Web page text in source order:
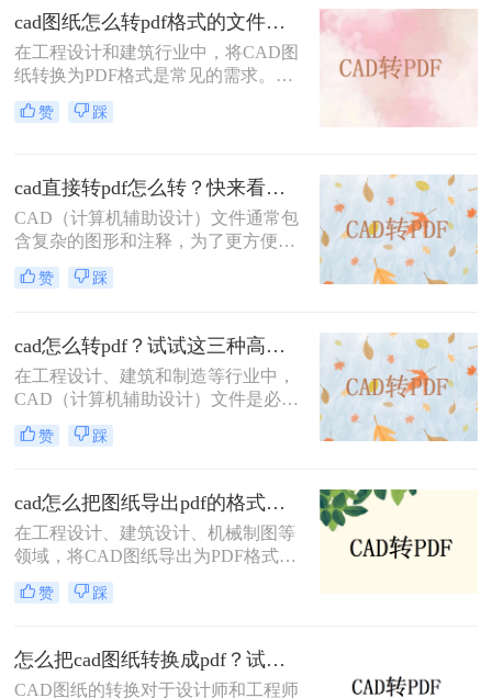
台性、兼容性好以及不易被篡改的特
点，因此备受青睐。那么如何将cad图
纸转为pdf呢？本文将介绍四种将
CAD图纸转换为PDF的方法，帮助读
者轻松应对这一需求。
cad图纸怎么转pdf格式的文件？来试试这3种方法！
在工程设计和建筑行业中，将CAD图
纸转换为PDF格式是常见的需求。无
论是为了方便共享、打印还是保持图
纸的原始格式，掌握高效的CAD转
细介绍三种将CAD图纸转换为PDF的
方法，帮助您轻松应对各种需求。
赞 踩
cad直接转pdf怎么转？快来看这三个方法！
CAD（计算机辅助设计）文件通常包
含复杂的图形和注释，为了更方便地
共享和查看，将其转换为PDF格式是
一个很好的选择。那么cad直接转pdf
件直接转换为PDF的高效方法。
赞 踩
cad怎么转pdf？试试这三种高效转换方法！
在工程设计、建筑和制造等行业中，
CAD（计算机辅助设计）文件是必不
可少的工具。然而，为了方便非专业
人员查看或打印，通常需要将这些复
式。那么cad怎么转pdf呢？本文将介
绍三种常用的CAD转PDF的方法。
赞 踩
cad怎么把图纸导出pdf的格式？教你4招轻松转换！
在工程设计、建筑设计、机械制图等
领域，将CAD图纸导出为PDF格式是
一项常见且重要的任务。PDF格式具
有跨平台、不易被修改和高度保真的
档和打印。那么cad怎么把图纸导出
pdf的格式呢？本文将详细介绍几种将
CAD图纸导出为PDF格式的方法，帮
赞 踩
怎么把cad图纸转换成pdf？试试这三种简单方法！
CAD图纸的转换对于设计师和工程师